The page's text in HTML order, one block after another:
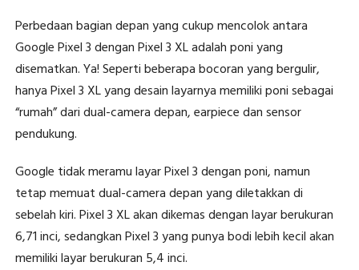
Perbedaan bagian depan yang cukup mencolok antara
Google Pixel 3 dengan Pixel 3 XL adalah poni yang
disematkan. Ya! Seperti beberapa bocoran yang bergulir,
hanya Pixel 3 XL yang desain layarnya memiliki poni sebagai
“rumah” dari dual-camera depan, earpiece dan sensor
pendukung.
Google tidak meramu layar Pixel 3 dengan poni, namun
tetap memuat dual-camera depan yang diletakkan di
sebelah kiri. Pixel 3 XL akan dikemas dengan layar berukuran
6,71 inci, sedangkan Pixel 3 yang punya bodi lebih kecil akan
memiliki layar berukuran 5,4 inci.